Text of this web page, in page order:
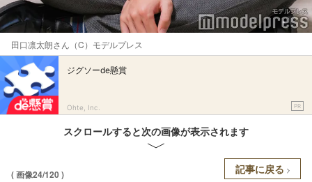
田口凛太朗さん（C）モデルプレス
ジグソーde懸賞
Ohte, Inc. PR
スクロールすると次の画像が表示されます
( 画像24/120 ) 記事に戻る